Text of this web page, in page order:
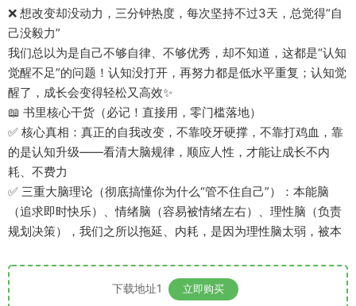
❌ 想改变却没动力，三分钟热度，每次坚持不过3天，总觉得“自
己没毅力”
我们总以为是自己不够自律、不够优秀，却不知道，这都是“认知
觉醒不足”的问题！认知没打开，再努力都是低水平重复；认知觉
醒了，成长会变得轻松又高效✨
📖 书里核心干货（必记！直接用，零门槛落地）
✅ 核心真相：真正的自我改变，不靠咬牙硬撑，不靠打鸡血，靠
的是认知升级——看清大脑规律，顺应人性，才能让成长不内
耗、不费力
✅ 三重大脑理论（彻底搞懂你为什么“管不住自己”）：本能脑
（追求即时快乐）、情绪脑（容易被情绪左右）、理性脑（负责
规划决策），我们之所以拖延、内耗，是因为理性脑太弱，被本
✅ 元认知：成长的终极能力，就是“思考自己的思考”——学会跳
出自身，观察自己的情绪、行为和想法，才能摆脱内耗，做出正
下载地址1 立即购买